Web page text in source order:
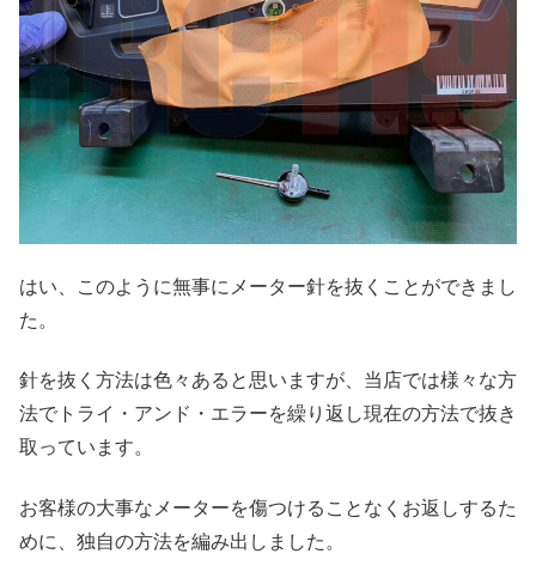
はい、このように無事にメーター針を抜くことができまし
た。
針を抜く方法は色々あると思いますが、当店では様々な方
法でトライ・アンド・エラーを繰り返し現在の方法で抜き
取っています。
お客様の大事なメーターを傷つけることなくお返しするた
めに、独自の方法を編み出しました。